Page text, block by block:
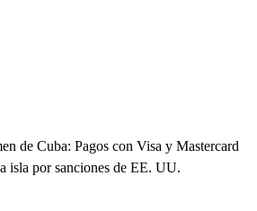
de Cuba: Pagos con Visa y Mastercard
isla por sanciones de EE. UU.